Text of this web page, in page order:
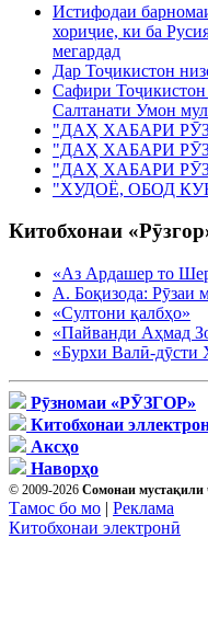
Истифодаи
хориҷие, ки ба
мегардад
Дар Тоҷикистон
Сафири Тоҷикистон
Салтанати Умон
"ДАҲ ХАБАРИ РӮЗ"
"ДАҲ ХАБАРИ РӮЗ"
"ДАҲ ХАБАРИ РӮЗ"
"ХУДОЁ, ОБОД
Китобхонаи
«Аз Ардашер то
А. Боқизода: Рӯзаи
«Султони қалбҳо»
«Пайванди Аҳмад
«Бурхи Валӣ-дӯсти
Рӯзномаи «РӮЗГОР»
Китобхонаи
Аксҳо
Наворҳо
© 2009-2026 Сомонаи мустақили
Тамос бо мо | Реклама
Китобхонаи электронӣ